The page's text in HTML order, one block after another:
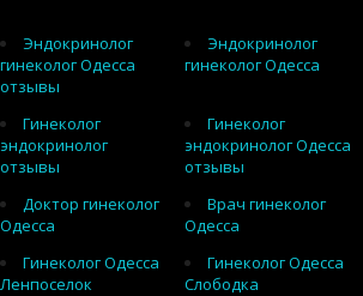
Эндокринолог
гинеколог Одесса
отзывы
Эндокринолог
гинеколог Одесса
Гинеколог
эндокринолог
отзывы
Гинеколог
эндокринолог Одесса
отзывы
Доктор гинеколог
Одесса
Врач гинеколог
Одесса
Гинеколог Одесса
Ленпоселок
Гинеколог Одесса
Слободка